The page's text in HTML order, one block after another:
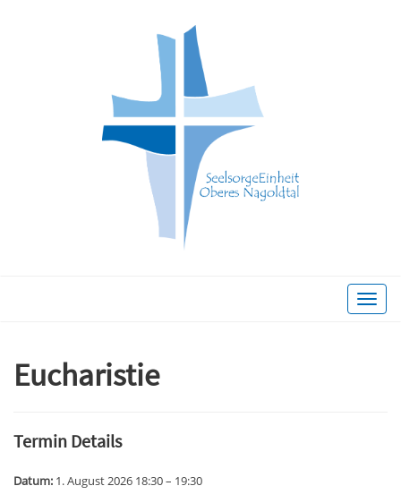
Toggle
Eucharistie
Termin Details
Datum: 1. August 2026 18:30– 19:30